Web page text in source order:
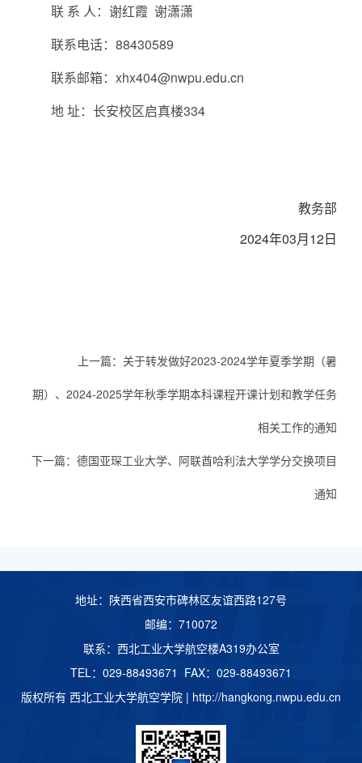
联 系 人：谢红霞 谢潇潇
联系电话：88430589
联系邮箱：xhx404@nwpu.edu.cn
地 址：长安校区启真楼334
教务部
2024年03月12日
上一篇： 关于转发做好2023-2024学年夏季学期（暑
期）、2024-2025学年秋季学期本科课程开课计划和教学任务
相关工作的通知
下一篇：德国亚琛工业大学、阿联酋哈利法大学学分交换项目
通知
地址：陕西省西安市碑林区友谊西路127号
邮编：710072
联系：西北工业大学航空楼A319办公室
TEL：029-88493671 FAX：029-88493671
版权所有 西北工业大学航空学院 | http://hangkong.nwpu.edu.cn